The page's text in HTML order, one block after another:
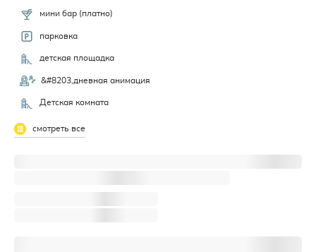
мини бар (платно)
парковка
детская площадка
&#8203,дневная анимация
Детская комната
смотреть все